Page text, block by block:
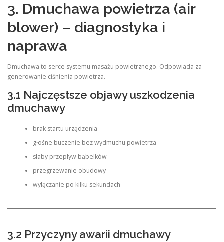
3. Dmuchawa powietrza (air
blower) – diagnostyka i
naprawa
Dmuchawa to serce systemu masażu powietrznego. Odpowiada za
generowanie ciśnienia powietrza.
3.1 Najczęstsze objawy uszkodzenia
dmuchawy
brak startu urządzenia
głośne buczenie bez wydmuchu powietrza
słaby przepływ bąbelków
przegrzewanie obudowy
wyłączanie po kilku sekundach
3.2 Przyczyny awarii dmuchawy